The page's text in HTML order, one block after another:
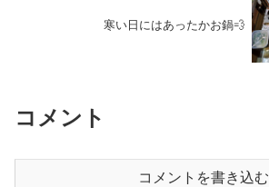
寒い日にはあったかお鍋💨
コメント
コメントを書き込む